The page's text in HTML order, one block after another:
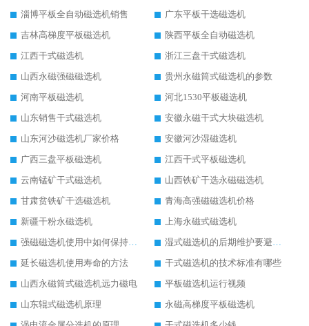
淄博平板全自动磁选机销售
广东平板干选磁选机
吉林高梯度平板磁选机
陕西平板全自动磁选机
江西干式磁选机
浙江三盘干式磁选机
山西永磁强磁磁选机
贵州永磁筒式磁选机的参数
河南平板磁选机
河北1530平板磁选机
山东销售干式磁选机
安徽永磁干式大块磁选机
山东河沙磁选机厂家价格
安徽河沙湿磁选机
广西三盘平板磁选机
江西干式平板磁选机
云南锰矿干式磁选机
山西铁矿干选永磁磁选机
甘肃贫铁矿干选磁选机
青海高强磁磁选机价格
新疆干粉永磁选机
上海永磁式磁选机
强磁磁选机使用中如何保持其顺畅运行
湿式磁选机的后期维护要避开哪些坑
延长磁选机使用寿命的方法
干式磁选机的技术标准有哪些
山西永磁筒式磁选机远力磁电
平板磁选机运行视频
山东辊式磁选机原理
永磁高梯度平板磁选机